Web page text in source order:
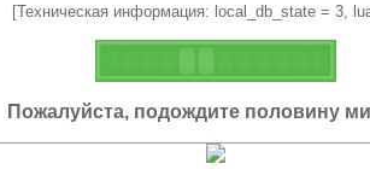
[Техническая информация: local_db_state = 3,
Пожалуйста, подождите половину